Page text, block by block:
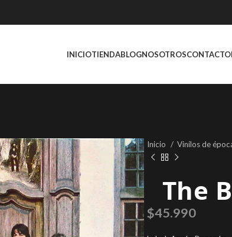
INICIOTIENDABLOGNOSOTROSCONTACTO
Inicio Vinilos de
The
$45.990